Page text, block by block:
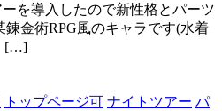
を導入したので新性格とパーツ
金術RPG風のキャラです(水着
[…]
トップページ可 ナイトツアー パ